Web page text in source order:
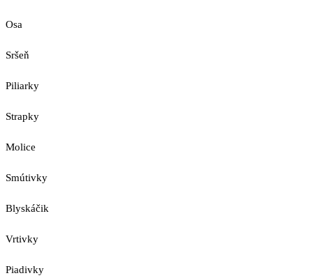
Osa
Sršeň
Piliarky
Strapky
Molice
Smútivky
Blyskáčik
Vrtivky
Piadivky